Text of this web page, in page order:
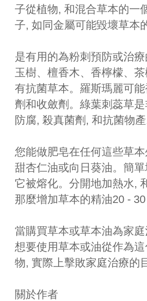
子從植物, 和混合草本的一
子, 如同金屬可能毀壞草本
是有用的為粉刺預防或治
玉樹、檀香木、香檸檬、
有抗菌草本。羅斯瑪麗可
劑和收斂劑。綠葉刺蕊草
防腐, 殺真菌劑, 和抗菌物
您能做肥皂在任何這些草
甜杏仁油或向日葵油。簡
它被熔化。分開地加熱水,
那麼增加草本的精油20 -
當購買草本或草本油為家
想要使用草本或油從作為
物, 實際上擊敗家庭治療的
關於作者